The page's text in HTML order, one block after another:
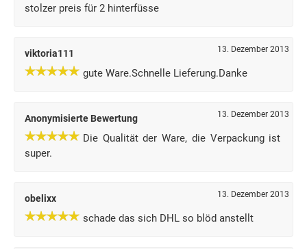
stolzer preis für 2 hinterfüsse
viktoria111 13. Dezember 2013
gute Ware.Schnelle Lieferung.Danke
Anonymisierte Bewertung 13. Dezember 2013
Die Qualität der Ware, die Verpackung ist
super.
obelixx 13. Dezember 2013
schade das sich DHL so blöd anstellt